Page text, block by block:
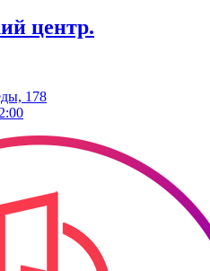
центр.
178